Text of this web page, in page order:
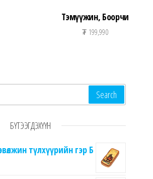
Тэмүүжин, Боорчи
₮199,990
Search
БҮТЭЭГДЭХҮҮН
түлхүүрийн гэр Б